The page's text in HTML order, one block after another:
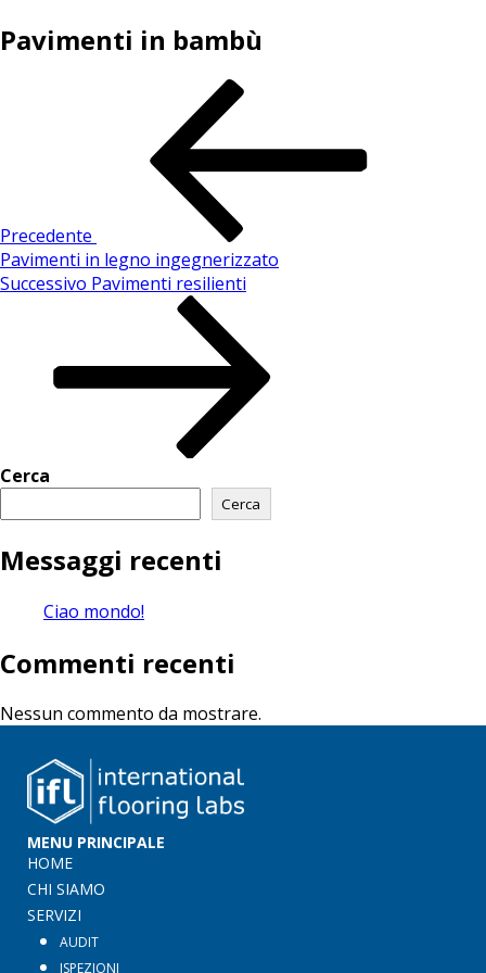
Pavimenti in bambù
Precedente
Pavimenti in legno ingegnerizzato
Successivo Pavimenti resilienti
Cerca
Cerca
Messaggi recenti
Ciao mondo!
Commenti recenti
Nessun commento da mostrare.
MENU PRINCIPALE
HOME
CHI SIAMO
SERVIZI
AUDIT
ISPEZIONI